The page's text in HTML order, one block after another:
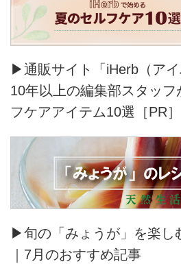
▶通販サイト「iHerb（ア
10年以上の編集部スタッ
フケアアイテム10選［PR］
▶旬の「みょうが」を楽し
｜7月のおすすめ記事